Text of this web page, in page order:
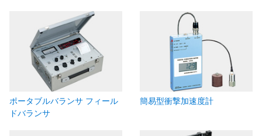
ポータブルバランサ フィール
ドバランサ
簡易型衝撃加速度計